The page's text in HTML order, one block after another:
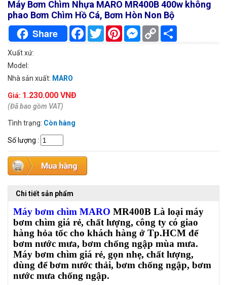
Máy Bơm Chìm Nhựa MARO MR400B 400w không
phao Bơm Chìm Hồ Cá, Bơm Hòn Non Bộ
Share FacebookTwitterPinterestMessenger
Copy
Link
Xuất xứ:
Model:
Nhà sản xuất: MARO
Giá: 1.230.000 VNĐ
(Đã bao gồm VAT)
Tình trạng: Còn hàng
Số lượng :
Chi tiết sản phẩm
Máy bơm chìm MARO MR400B Là loại máy
bơm chìm giá rẻ, chất lượng, công ty có giao
hàng hỏa tốc cho khách hàng ở Tp.HCM để
bơm nước mưa, bơm chống ngập mùa mưa.
Máy bơm chìm giá rẻ, gọn nhẹ, chất lượng,
dùng để bơm nước thải, bơm chống ngập, bơm
nước mưa chống ngập.